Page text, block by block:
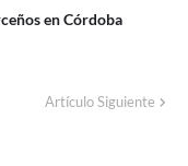
en Córdoba
Artículo Siguiente